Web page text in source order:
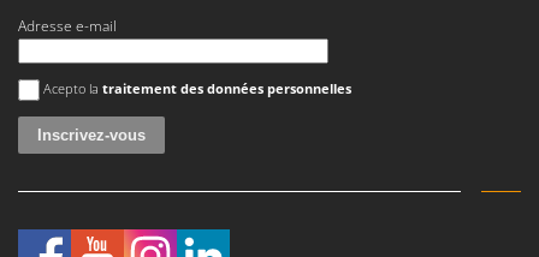
Weber
Wiper EcoRobot
Wolf Garten
Wortex
Worx
Adresse e-mail
Une erreur est survenue
Acepto la traitement des données personnelles